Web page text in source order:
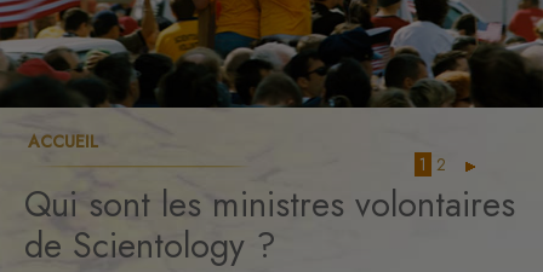
ACCUEIL
1 2
Qui sont les ministres volontaires
de Scientology ?